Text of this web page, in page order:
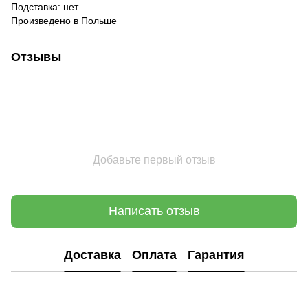
Подставка: нет
Произведено в Польше
Отзывы
Добавьте первый отзыв
Написать отзыв
Доставка Оплата Гарантия